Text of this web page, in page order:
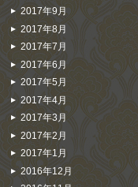
2017年9月
2017年8月
2017年7月
2017年6月
2017年5月
2017年4月
2017年3月
2017年2月
2017年1月
2016年12月